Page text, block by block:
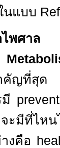
นแบบ
ไพศา
ญที่สุด
จะมีที่ไห
งคือ